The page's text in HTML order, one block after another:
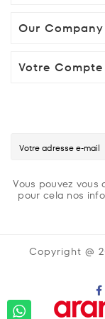
Our Company
Votre Compte
Vous pouvez vous
pour cela nos
Copyright @